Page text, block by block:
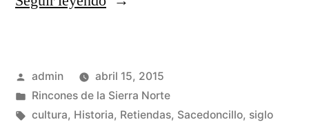
con
Tamajón
Publicado
por
admin
abril 15, 2015
Publicado
en
Rincones de la Sierra Norte
Etiquetas:
cultura, Historia, Retiendas, Sacedoncillo, siglo